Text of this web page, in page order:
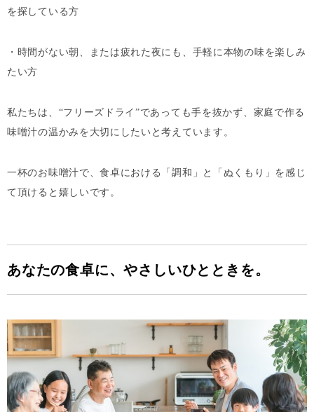
を探している方
・時間がない朝、または疲れた夜にも、手軽に本物の味を楽しみ
たい方
私たちは、“フリーズドライ”であっても手を抜かず、家庭で作る
味噌汁の温かみを大切にしたいと考えています。
一杯のお味噌汁で、食卓における「調和」と「ぬくもり」を感じ
て頂けると嬉しいです。
あなたの食卓に、やさしいひとときを。